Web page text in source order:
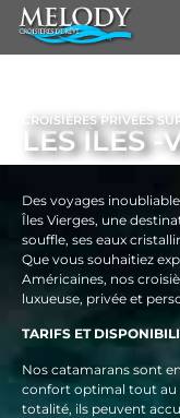
LES ÎLES -
CROISIÈRES PRIVÉES
Des voyages
Îles Vierges, une
souffle, ses eaux
Que vous souhaitiez
Américaines, nos
luxueuse, privée et
TARIFS ET
Nos catamarans sont
confort optimal tout au
totalité, ils peuvent